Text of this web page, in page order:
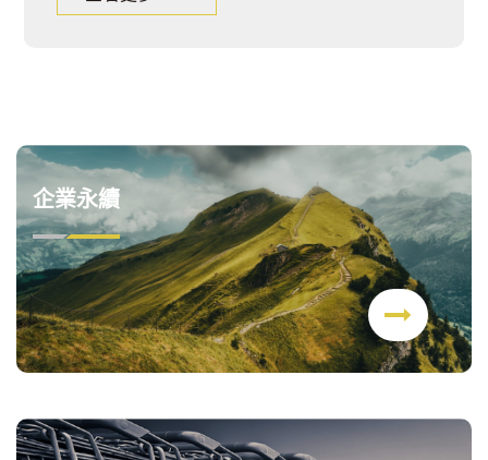
企業永續